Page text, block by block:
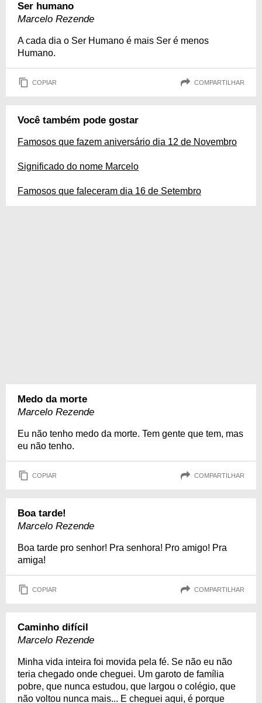
Ser humano
Marcelo Rezende
A cada dia o Ser Humano é mais Ser é menos
Humano.
COPIAR COMPARTILHAR
Você também pode gostar
Famosos que fazem aniversário dia 12 de Novembro
Significado do nome Marcelo
Famosos que faleceram dia 16 de Setembro
Medo da morte
Marcelo Rezende
Eu não tenho medo da morte. Tem gente que tem, mas
eu não tenho.
COPIAR COMPARTILHAR
Boa tarde!
Marcelo Rezende
Boa tarde pro senhor! Pra senhora! Pro amigo! Pra
amiga!
COPIAR COMPARTILHAR
Caminho difícil
Marcelo Rezende
Minha vida inteira foi movida pela fé. Se não eu não
teria chegado onde cheguei. Um garoto de família
pobre, que nunca estudou, que largou o colégio, que
não voltou nunca mais... E cheguei aqui, é porque